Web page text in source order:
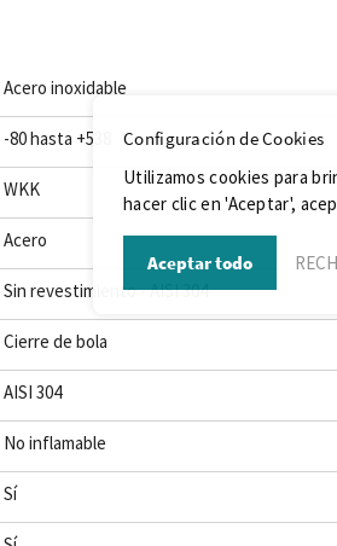
Acero inoxidable
-80 hasta +538
WKK
Acero
Sin revestimiento - AISI 304
Cierre de bola
AISI 304
No inflamable
Sí
Configuración de Cookies
Utilizamos cookies para
hacer clic en 'Aceptar',
Aceptar todo